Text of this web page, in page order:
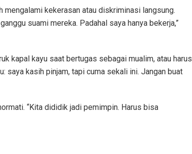
mengalami kekerasan atau diskriminasi langsung.
suami mereka. Padahal saya hanya bekerja,”
kapal kayu saat bertugas sebagai mualim, atau harus
saya kasih pinjam, tapi cuma sekali ini. Jangan buat
“Kita dididik jadi pemimpin. Harus bisa